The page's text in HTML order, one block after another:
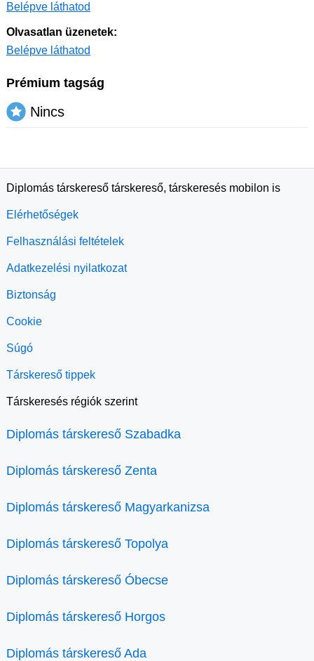
Belépve láthatod
Olvasatlan üzenetek:
Belépve láthatod
Prémium tagság
Nincs
Diplomás társkereső társkereső, társkeresés mobilon is
Elérhetőségek
Felhasználási feltételek
Adatkezelési nyilatkozat
Biztonság
Cookie
Súgó
Társkereső tippek
Társkeresés régiók szerint
Diplomás társkereső Szabadka
Diplomás társkereső Zenta
Diplomás társkereső Magyarkanizsa
Diplomás társkereső Topolya
Diplomás társkereső Óbecse
Diplomás társkereső Horgos
Diplomás társkereső Ada